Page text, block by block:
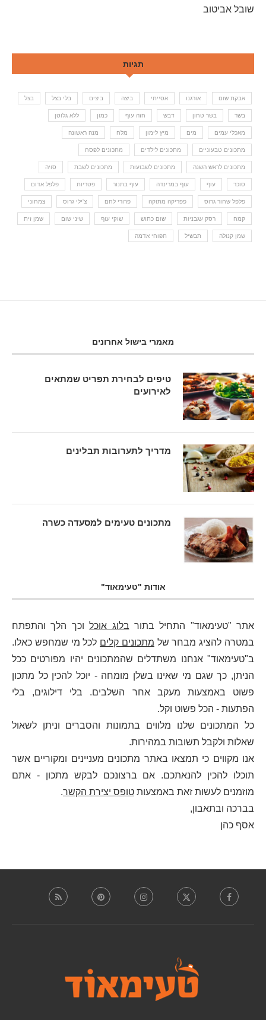
שובל אביטוב
תגיות
אבקת שום אורגנו אסייתי ביצה ביצים בלי בצל בצל
בשר בשר טחון דבש חזה עוף כמון ללא גלוטן
מאכלי עמים מים מיץ לימון מלח מנה ראשונה
מתכונים טבעוניים מתכונים לילדים מתכונים לפסח
מתכונים לראש השנה מתכונים לשבועות מתכונים לשבת סויה
סוכר עוף עוף במרינדה עוף בתנור פטריות פלפל אדום
פלפל שחור גרוס פפריקה מתוקה פרורי לחם צ'ילי גרוס צמחוני
קמח רסק עגבניות שום כתוש שוקי עוף שיני שום שמן זית
שמן קנולה תבשיל תפוחי אדמה
מאמרי בישול אחרונים
טיפים לבחירת תפריט שמתאים
לאירועים
מדריך לתערובות תבלינים
מתכונים טעימים למסעדה כשרה
אודות "טעימאוד"
אתר "טעימאוד" התחיל בתור בלוג אוכלוכך הלך והתפתח
במטרה להציג מבחר של מתכונים קלים לכל מי שמחפש כאלו.
ב"טעימאוד" אנחנו משתדלים שהמתכונים יהיו מפורטים ככל
הניתן, כך שגם מי שאינו בשלן מומחה - יוכל להכין כל מתכון
פשוט באמצעות מעקב אחר השלבים. בלי דילוגים, בלי
הפתעות - הכל פשוט וקל.
כל המתכונים שלנו מלווים בתמונות והסברים וניתן לשאול
שאלות ולקבל תשובות במהירות.
אנו מקווים כי תמצאו באתר מתכונים מעניינים ומקוריים אשר
תוכלו להכין להנאתכם. אם ברצונכם לבקש מתכון - אתם
מוזמנים לעשות זאת באמצעות טופס יצירת הקשר.
בברכה ובתאבון,
אסף כהן